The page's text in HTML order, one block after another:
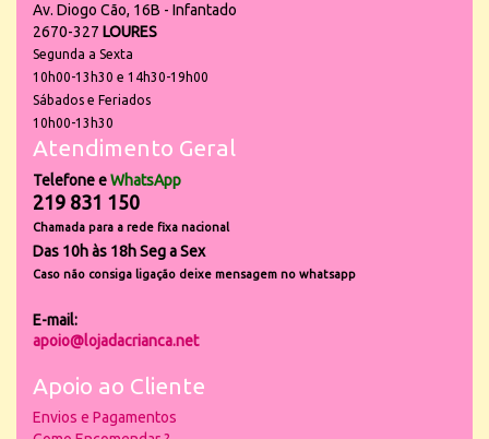
Av. Diogo Cão, 16B - Infantado
2670-327 LOURES
Segunda a Sexta
10h00-13h30 e 14h30-19h00
Sábados e Feriados
10h00-13h30
Atendimento Geral
Telefone eWhatsApp
219 831 150
Chamada para a rede fixa nacional
Das 10h às 18h Seg a Sex
Caso não consiga ligação deixe mensagem no whatsapp
E-mail:
apoio@lojadacrianca.net
Apoio ao Cliente
Envios e Pagamentos